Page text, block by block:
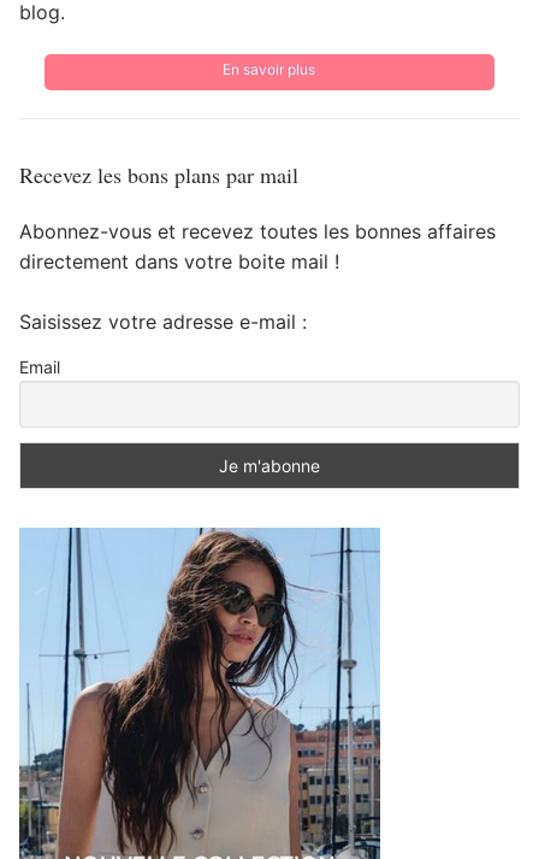
blog.
En savoir plus
Recevez les bons plans par mail
Abonnez-vous et recevez toutes les bonnes affaires
directement dans votre boite mail !
Saisissez votre adresse e-mail :
Email